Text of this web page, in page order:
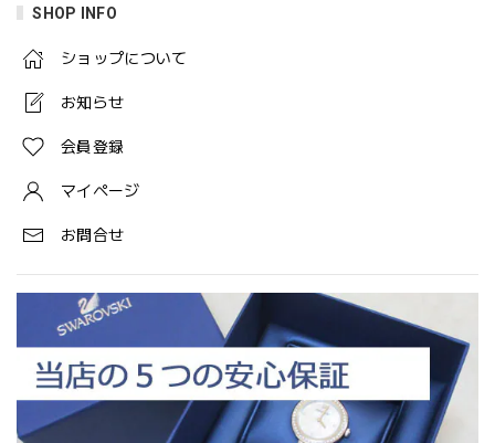
SHOP INFO
ショップについて
お知らせ
会員登録
マイページ
お問合せ